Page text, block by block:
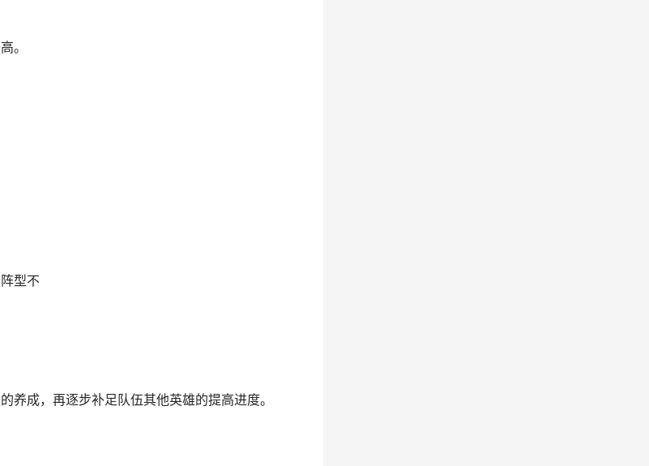
。
型不
成，再逐步补足队伍其他英雄的提高进度。